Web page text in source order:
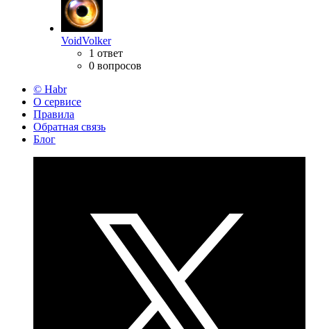
VoidVolker
1 ответ
0 вопросов
© Habr
О сервисе
Правила
Обратная связь
Блог